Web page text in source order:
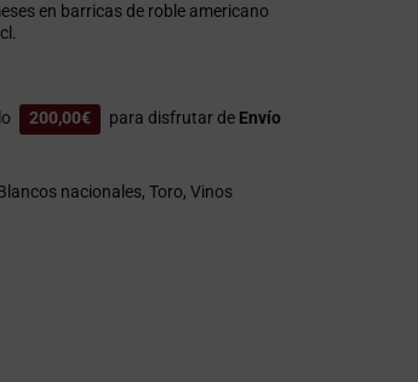
en barricas de roble americano
200,00€ para disfrutar de Envío
nacionales,Toro,Vinos